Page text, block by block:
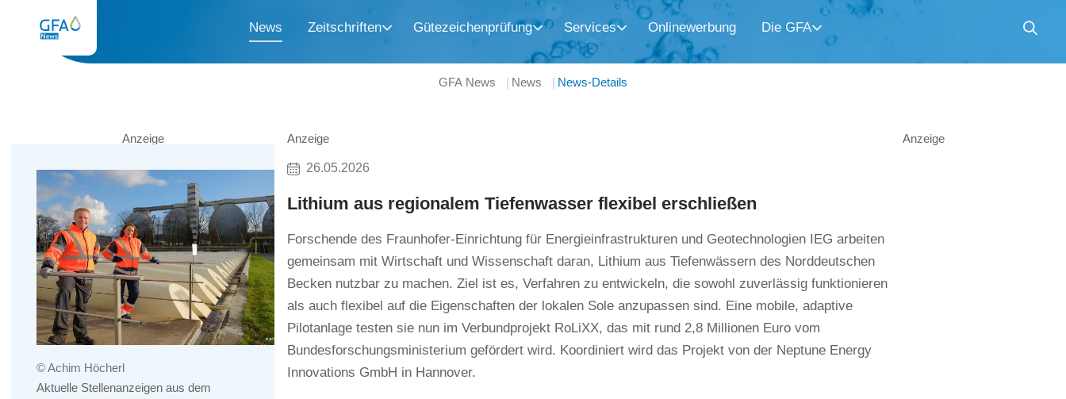
News Zeitschriften Gütezeichenprüfung Services Onlinewerbung Die GFA
GFA News News News-Details
Anzeige
26.05.2026
Lithium aus regionalem Tiefenwasser flexibel erschließen
Forschende des Fraunhofer-Einrichtung für Energieinfrastrukturen und Geotechnologien IEG arbeiten
gemeinsam mit Wirtschaft und Wissenschaft daran, Lithium aus Tiefenwässern des Norddeutschen
Becken nutzbar zu machen. Ziel ist es, Verfahren zu entwickeln, die sowohl zuverlässig funktionieren
als auch flexibel auf die Eigenschaften der lokalen Sole anzupassen sind. Eine mobile, adaptive
Pilotanlage testen sie nun im Verbundprojekt RoLiXX, das mit rund 2,8 Millionen Euro vom
Bundesforschungsministerium gefördert wird. Koordiniert wird das Projekt von der Neptune Energy
Innovations GmbH in Hannover.
Anzeige
© Achim Höcherl
Aktuelle Stellenanzeigen aus dem
Anzeige